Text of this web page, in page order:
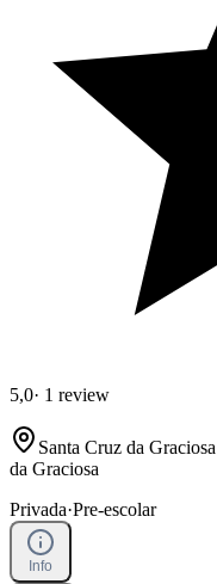
5,0· 1 review
Santa Cruz da Graciosa
da Graciosa
Privada·Pre-escolar
Info